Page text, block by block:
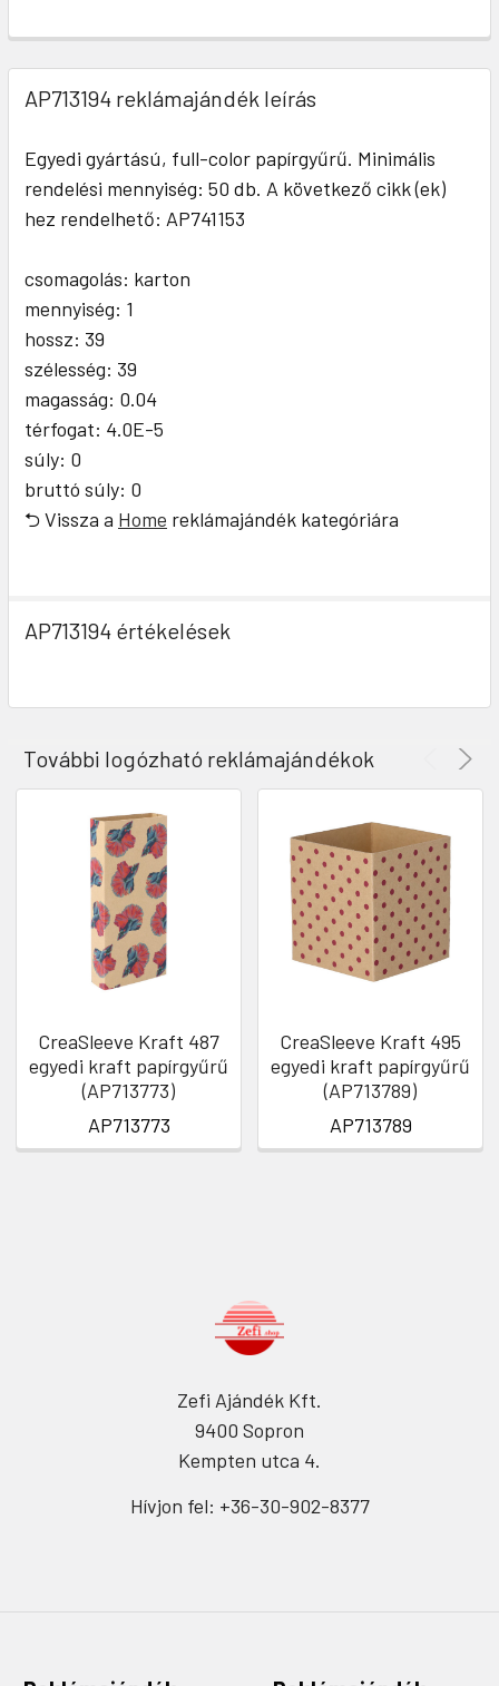
AP713194 reklámajándék leírás
Egyedi gyártású, full-color papírgyűrű. Minimális
rendelési mennyiség: 50 db. A következő cikk (ek)
hez rendelhető: AP741153
csomagolás: karton
mennyiség: 1
hossz: 39
szélesség: 39
magasság: 0.04
térfogat: 4.0E-5
súly: 0
bruttó súly: 0
⮌ Vissza a Home reklámajándék kategóriára
AP713194 értékelések
További logózható reklámajándékok
CreaSleeve Kraft 487
egyedi kraft papírgyűrű
(AP713773)
AP713773
CreaSleeve Kraft 495
egyedi kraft papírgyűrű
(AP713789)
AP713789
Zefi Ajándék Kft.
9400 Sopron
Kempten utca 4.
Hívjon fel: +36-30-902-8377